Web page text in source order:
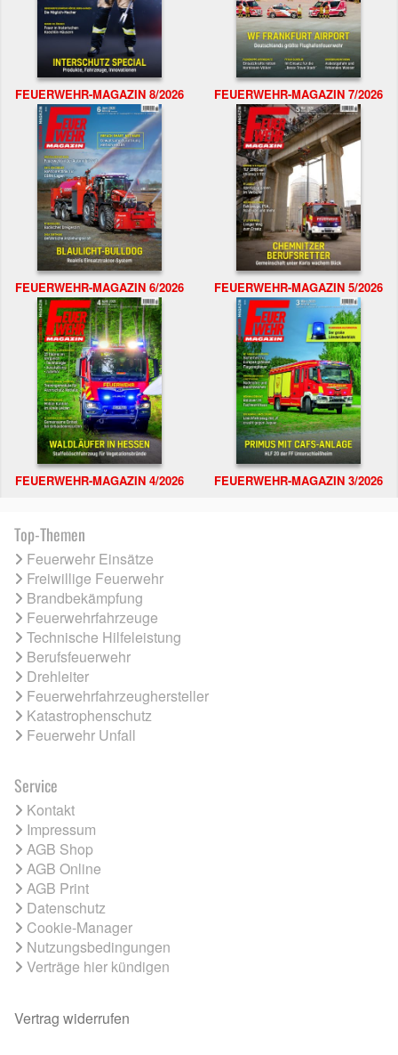
FEUERWEHR-MAGAZIN 8/2026 FEUERWEHR-MAGAZIN 7/2026
FEUERWEHR-MAGAZIN 6/2026 FEUERWEHR-MAGAZIN 5/2026
FEUERWEHR-MAGAZIN 4/2026 FEUERWEHR-MAGAZIN 3/2026
Top-Themen
Feuerwehr Einsätze
Freiwillige Feuerwehr
Brandbekämpfung
Feuerwehrfahrzeuge
Technische Hilfeleistung
Berufsfeuerwehr
Drehleiter
Feuerwehrfahrzeughersteller
Katastrophenschutz
Feuerwehr Unfall
Service
Kontakt
Impressum
AGB Shop
AGB Online
AGB Print
Datenschutz
Cookie-Manager
Nutzungsbedingungen
Verträge hier kündigen
Vertrag widerrufen